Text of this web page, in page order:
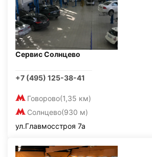
Сервис Солнцево
+7 (495) 125-38-41
Говорово(1,35 км)
Солнцево(930 м)
ул.Главмосстроя 7а